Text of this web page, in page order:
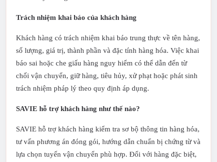
Trách nhiệm khai báo của khách hàng
Khách hàng có trách nhiệm khai báo trung thực về tên hàng,
số lượng, giá trị, thành phần và đặc tính hàng hóa. Việc khai
báo sai hoặc che giấu hàng nguy hiểm có thể dẫn đến từ
chối vận chuyển, giữ hàng, tiêu hủy, xử phạt hoặc phát sinh
trách nhiệm pháp lý theo quy định áp dụng.
SAVIE hỗ trợ khách hàng như thế nào?
SAVIE hỗ trợ khách hàng kiểm tra sơ bộ thông tin hàng hóa,
tư vấn phương án đóng gói, hướng dẫn chuẩn bị chứng từ và
lựa chọn tuyến vận chuyển phù hợp. Đối với hàng đặc biệt,